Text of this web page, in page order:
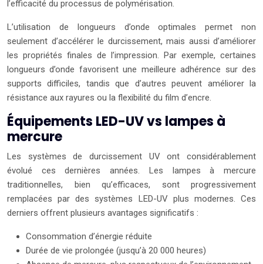
l’efficacité du processus de polymérisation.
L’utilisation de longueurs d’onde optimales permet non
seulement d’accélérer le durcissement, mais aussi d’améliorer
les propriétés finales de l’impression. Par exemple, certaines
longueurs d’onde favorisent une meilleure adhérence sur des
supports difficiles, tandis que d’autres peuvent améliorer la
résistance aux rayures ou la flexibilité du film d’encre.
Équipements LED-UV vs lampes à
mercure
Les systèmes de durcissement UV ont considérablement
évolué ces dernières années. Les lampes à mercure
traditionnelles, bien qu’efficaces, sont progressivement
remplacées par des systèmes LED-UV plus modernes. Ces
derniers offrent plusieurs avantages significatifs :
Consommation d’énergie réduite
Durée de vie prolongée (jusqu’à 20 000 heures)